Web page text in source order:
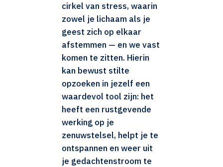
cirkel van stress, waarin
zowel je lichaam als je
geest zich op elkaar
afstemmen — en we vast
komen te zitten. Hierin
kan bewust stilte
opzoeken in jezelf een
waardevol tool zijn: het
heeft een rustgevende
werking op je
zenuwstelsel, helpt je te
ontspannen en weer uit
je gedachtenstroom te